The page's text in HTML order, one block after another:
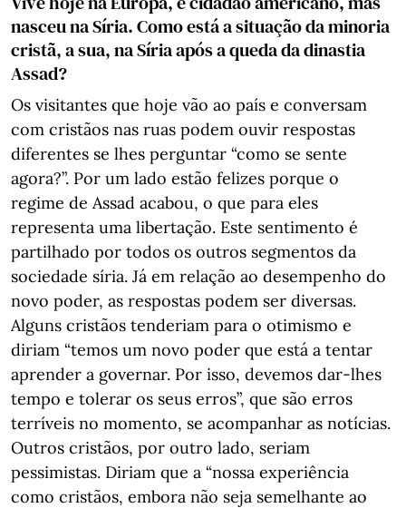
nasceu na Síria. Como está a situação da minoria
cristã, a sua, na Síria após a queda da dinastia
Assad?
Os visitantes que hoje vão ao país e conversam
com cristãos nas ruas podem ouvir respostas
diferentes se lhes perguntar “como se sente
agora?”. Por um lado estão felizes porque o
regime de Assad acabou, o que para eles
representa uma libertação. Este sentimento é
partilhado por todos os outros segmentos da
sociedade síria. Já em relação ao desempenho do
novo poder, as respostas podem ser diversas.
Alguns cristãos tenderiam para o otimismo e
diriam “temos um novo poder que está a tentar
aprender a governar. Por isso, devemos dar-lhes
tempo e tolerar os seus erros”, que são erros
terríveis no momento, se acompanhar as notícias.
Outros cristãos, por outro lado, seriam
pessimistas. Diriam que a “nossa experiência
como cristãos, embora não seja semelhante ao